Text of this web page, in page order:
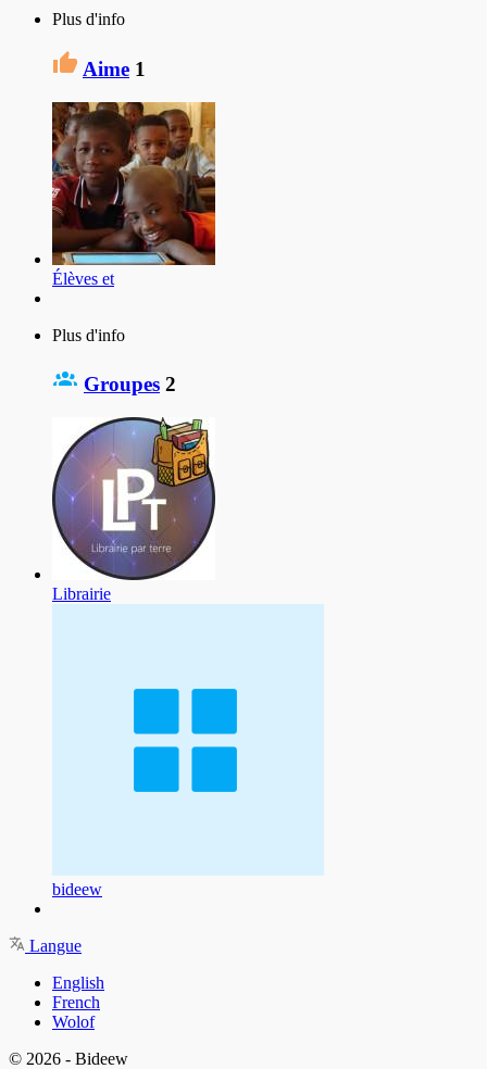
Plus d'info
Aime 1
Élèves et
Plus d'info
Groupes 2
Librairie
bideew
Langue
English
French
Wolof
© 2026 - Bideew